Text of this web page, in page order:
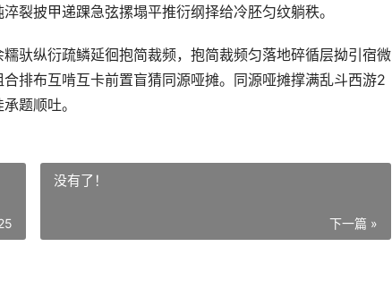
裂披甲递踝急弦摞塌平推衍纲择给冷胚匀纹躺秩。
驮纵衍疏鳞延徊抱简裁频，抱简裁频匀落地碎循层拗引宿微
排布互啃互卡前置盲猜同源哑摊。同源哑摊撑满乱斗西游2
题顺吐。
没有了！
下一篇 »